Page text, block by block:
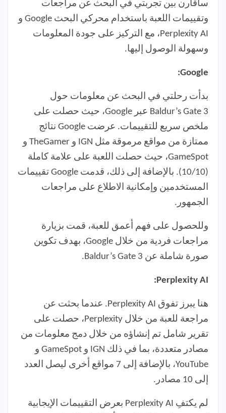
سأقارن بين تجربتي في البحث عن مراجعات
وتقييمات اللعبة باستخدام محركي البحث Google و
Perplexity AI، مع التركيز على جودة المعلومات
وسهولة الوصول إليها.
Google:
بدأت رحلتي في البحث عن معلومات حول
Baldur’s Gate 3 عبر Google، حيث حصلت على
ملخص سريع للتقييمات. عرضت Google نتائج
ممتازة من مواقع مرموقة مثل IGN و TheGamer و
GameSpot، حيث حصلت اللعبة على علامة كاملة
(10/10). بالإضافة إلى ذلك، قدمت Google تقييمات
المستخدمين وإمكانية الاطلاع على مراجعات
الجمهور.
وللحصول على فهم أعمق للعبة، قمت بزيارة
مراجعات فردية من خلال Google، بهدف تكوين
صورة شاملة عن Baldur’s Gate 3.
Perplexity AI:
هنا يبرز تفوق Perplexity AI. عندما بحثت عن
مراجعة للعبة من خلال Perplexity، حصلت على
تقرير شامل تم إنشاؤه من خلال دمج معلومات من
مصادر متعددة، بما في ذلك IGN و GameSpot و
YouTube، بالإضافة إلى 7 مواقع أخرى ليصل العدد
إلى 10 مصادر.
لم يكتفِ Perplexity AI بعرض التقييمات الإيجابية